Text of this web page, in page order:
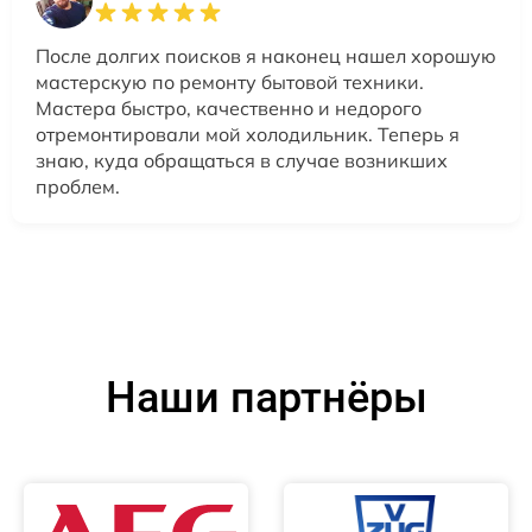
После долгих поисков я наконец нашел хорошую
мастерскую по ремонту бытовой техники.
Мастера быстро, качественно и недорого
отремонтировали мой холодильник. Теперь я
знаю, куда обращаться в случае возникших
проблем.
Наши партнёры